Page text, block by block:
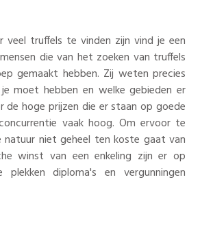
veel truffels te vinden zijn vind je een
die van het zoeken van truffels
gemaakt hebben. Zij weten precies
moet hebben en welke gebieden er
de hoge prijzen die er staan op goede
vaak hoog. Om ervoor te
niet geheel ten koste gaat van
winst van een enkeling zijn er op
plekken diploma's en vergunningen